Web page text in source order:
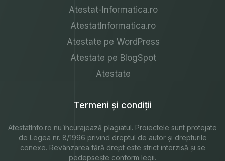
Atestat-Informatica.ro
AtestatInformatica.ro
Atestate pe WordPress
Atestate pe BlogSpot
Atestate
Termeni și condiții
AtestatInfo.ro nu încurajează plagiatul. Proiectele sunt protejate
de Legea nr. 8/1996 privind dreptul de autor și drepturile
conexe. Revânzarea fără drept este strict interzisă și se
pedepsește conform legii.